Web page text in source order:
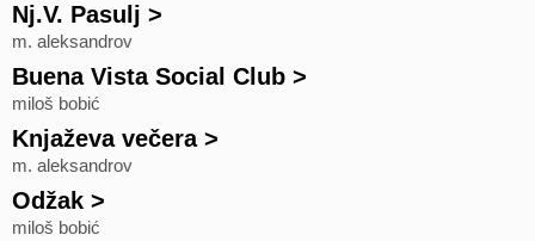
Nj.V. Pasulj >
m. aleksandrov
Buena Vista Social Club >
miloš bobić
Knjaževa večera>
m. aleksandrov
Odžak >
miloš bobić